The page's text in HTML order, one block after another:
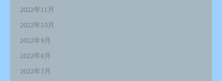
2022年11月
2022年10月
2022年9月
2022年8月
2022年7月